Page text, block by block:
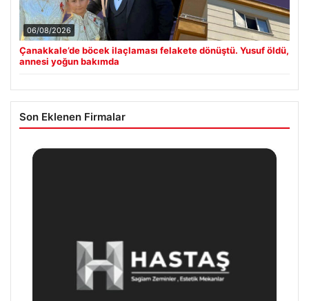
06/08/2026
Çanakkale’de böcek ilaçlaması felakete dönüştü. Yusuf öldü,
annesi yoğun bakımda
Son Eklenen Firmalar